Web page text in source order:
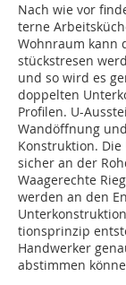
Nach wie vor
terne
Wohnraum kann
stückstresen
und so wird es
doppelten
Profilen. U-
Wandöffnung
Konstruktion.
sicher an der
Waagerechte
werden an den
tionsprinzip
Handwerker
abstimmen